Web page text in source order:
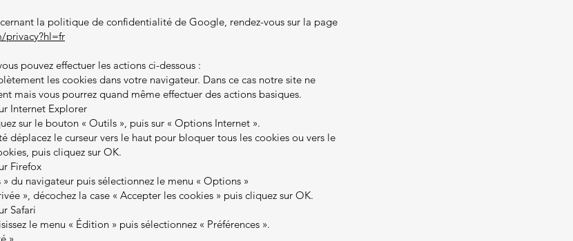
la politique de confidentialité de Google, rendez-vous sur la page
privacy?hl=fr
pouvez effectuer les actions ci-dessous :
les cookies dans votre navigateur. Dans ce cas notre site ne
mais vous pourrez quand même effectuer des actions basiques.
Internet Explorer
sur le bouton « Outils », puis sur « Options Internet ».
déplacez le curseur vers le haut pour bloquer tous les cookies ou vers le
puis cliquez sur OK.
Firefox
du navigateur puis sélectionnez le menu « Options »
», décochez la case « Accepter les cookies » puis cliquez sur OK.
Safari
le menu « Édition » puis sélectionnez « Préférences ».
».